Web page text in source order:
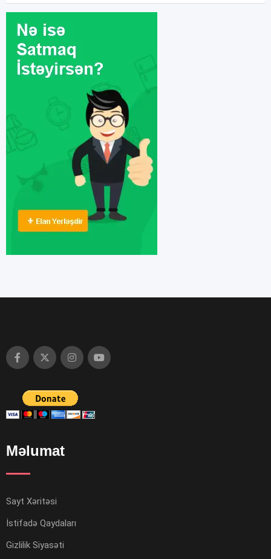
Məlumat
Sayt Xəritəsi
İstifadə Qaydaları
Gizlilik Siyasəti